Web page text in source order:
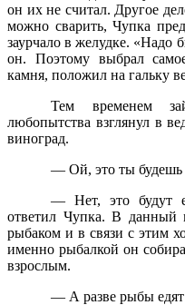
он их не считал. Другое
можно сварить, Чупка
заурчало в желудке. «Надо
он. Поэтому выбрал
камня, положил на гальку
Тем временем
любопытства взглянул в
виноград.
— Ой, это ты будешь
— Нет, это будут
ответил Чупка. В данный
рыбаком и в связи с этим
именно рыбалкой он
взрослым.
— А разве рыбы едят